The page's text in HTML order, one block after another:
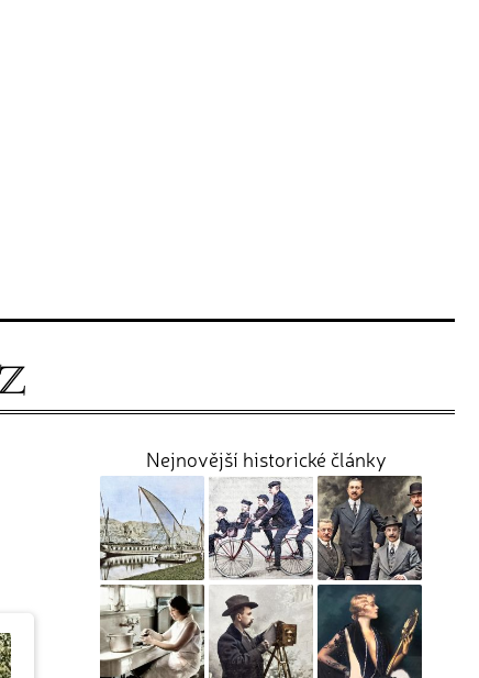
Nejnovější historické články